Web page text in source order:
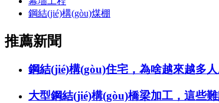
鋼結(jié)構(gòu)煤棚
推薦新聞
鋼結(jié)構(gòu)住宅，為啥越來越多
大型鋼結(jié)構(gòu)橋梁加工，這些